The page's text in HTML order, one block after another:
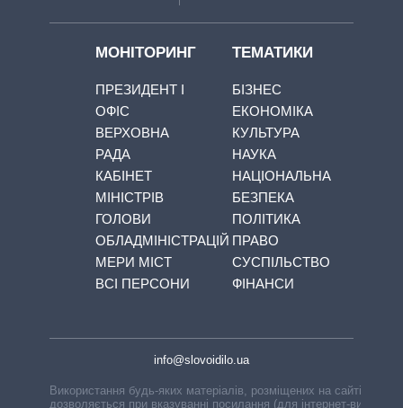
МОНІТОРИНГ
ПРЕЗИДЕНТ І
ОФІС
ВЕРХОВНА
РАДА
КАБІНЕТ
МІНІСТРІВ
ГОЛОВИ
ОБЛАДМІНІСТРАЦІЙ
МЕРИ МІСТ
ВСІ ПЕРСОНИ
ТЕМАТИКИ
БІЗНЕС
ЕКОНОМІКА
КУЛЬТУРА
НАУКА
НАЦІОНАЛЬНА
БЕЗПЕКА
ПОЛІТИКА
ПРАВО
СУСПІЛЬСТВО
ФІНАНСИ
info@slovoidilo.ua
Використання будь-яких матеріалів, розміщених на сайті,
дозволяється при вказуванні посилання (для інтернет-видань